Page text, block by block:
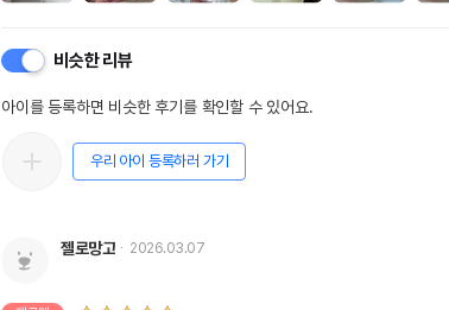
비슷한 리뷰
아이를 등록하면 비슷한 후기를 확인할 수 있어요.
우리 아이 등록하러 가기
젤로망고 2026.03.07